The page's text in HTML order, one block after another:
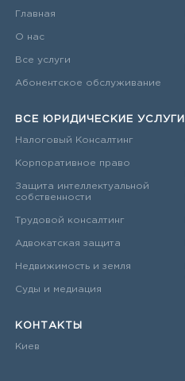
Главная
О нас
Все услуги
Абонентское обслуживание
ВСЕ ЮРИДИЧЕСКИЕ УСЛУГИ
Налоговый Консалтинг
Корпоративное право
Защита интеллектуальной
собственности
Трудовой консалтинг
Адвокатская защита
Недвижимость и земля
Суды и медиация
КОНТАКТЫ
Киев